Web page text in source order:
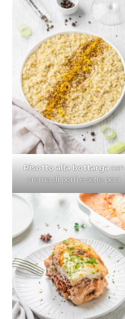
Risotto alla bottargacon
crema di porri e sette pepi